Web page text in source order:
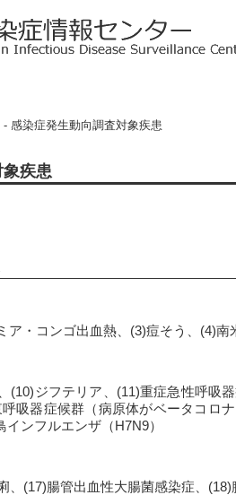
- 感染症発生動向調査対象疾患
疾患
ア・コンゴ出血熱、(3)痘そう、(4)
(10)ジフテリア、(11)重症急性呼吸
吸器症候群（病原体がベータコロ
ンフルエンザ（H7N9）
、(17)腸管出血性大腸菌感染症、